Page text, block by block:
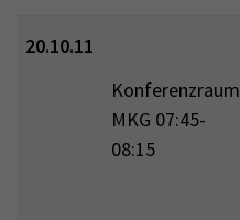
20.10.11
Konferenzraum
MKG 07:45-
08:15